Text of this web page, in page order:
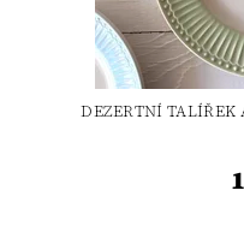
DEZERTNÍ TALÍŘEK